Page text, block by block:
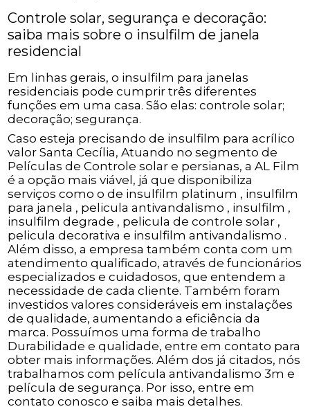
Controle solar, segurança e decoração:
saiba mais sobre o insulfilm de janela
residencial
Em linhas gerais, o insulfilm para janelas
residenciais pode cumprir três diferentes
funções em uma casa. São elas: controle solar;
decoração; segurança.
Caso esteja precisando de insulfilm para acrílico
valor Santa Cecília, Atuando no segmento de
Películas de Controle solar e persianas, a AL Film
é a opção mais viável, já que disponibiliza
serviços como o de insulfilm platinum , insulfilm
para janela , pelicula antivandalismo , insulfilm ,
insulfilm degrade , pelicula de controle solar ,
pelicula decorativa e insulfilm antivandalismo .
Além disso, a empresa também conta com um
atendimento qualificado, através de funcionários
especializados e cuidadosos, que entendem a
necessidade de cada cliente. Também foram
investidos valores consideráveis em instalações
de qualidade, aumentando a eficiência da
marca. Possuímos uma forma de trabalho
Durabilidade e qualidade, entre em contato para
obter mais informações. Além dos já citados, nós
trabalhamos com película antivandalismo 3m e
película de segurança. Por isso, entre em
contato conosco e saiba mais detalhes.